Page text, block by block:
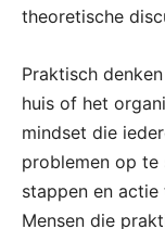
theoretische
Praktisch
huis of het
mindset die
problemen op te
stappen en
Mensen die